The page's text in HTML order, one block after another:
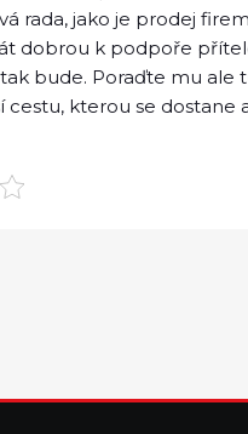
rada, jako je prodej
dobrou k podpoře
bude. Poraďte mu ale
cestu, kterou se dostane